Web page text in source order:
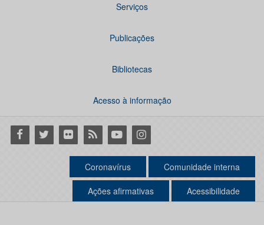
Serviços
Publicações
Bibliotecas
Acesso à informação
Facebook
Twitter Flickr RSS YoutubeInstagram
Coronavírus Comunidade interna
Ações afirmativas Acessibilidade